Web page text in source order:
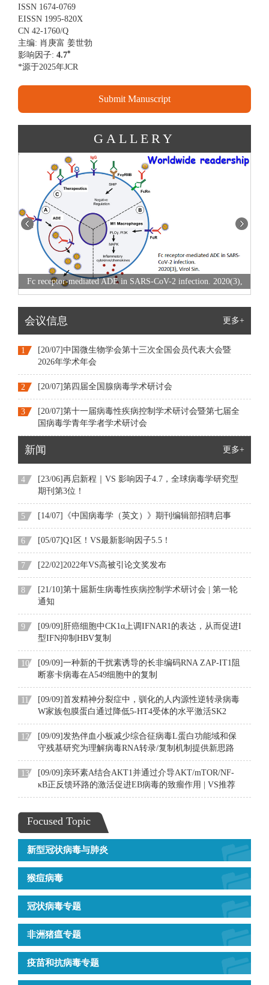
ISSN 1674-0769
EISSN 1995-820X
CN 42-1760/Q
主编: 肖庚富 姜世勃
影响因子: 4.7*
*源于2025年JCR
Submit Manuscript
GALLERY
Fc receptor-mediated ADE in SARS-CoV-2 infection. 2020(3),
Virol Sin.
会议信息 更多+
1
[20/07]中国微生物学会第十三次全国会员代表大会暨
2026年学术年会
2 [20/07]第四届全国腺病毒学术研讨会
3
[20/07]第十一届病毒性疾病控制学术研讨会暨第七届全
国病毒学青年学者学术研讨会
新闻 更多+
4
[23/06]再启新程｜VS 影响因子4.7，全球病毒学研究型
期刊第3位！
5 [14/07]《中国病毒学（英文）》期刊编辑部招聘启事
6 [05/07]Q1区！VS最新影响因子5.5！
7 [22/02]2022年VS高被引论文奖发布
8
[21/10]第十届新生病毒性疾病控制学术研讨会 | 第一轮
通知
9
[09/09]肝癌细胞中CK1α上调IFNAR1的表达，从而促进I
型IFN抑制HBV复制
10
[09/09]一种新的干扰素诱导的长非编码RNA ZAP-IT1阻
断寨卡病毒在A549细胞中的复制
11
[09/09]首发精神分裂症中，驯化的人内源性逆转录病毒
W家族包膜蛋白通过降低5-HT4受体的水平激活SK2
12
[09/09]发热伴血小板减少综合征病毒L蛋白功能域和保
守残基研究为理解病毒RNA转录/复制机制提供新思路
13
[09/09]亲环素A结合AKT1并通过介导AKT/mTOR/NF-
κB正反馈环路的激活促进EB病毒的致瘤作用 | VS推荐
Focused Topic
新型冠状病毒与肺炎
猴痘病毒
冠状病毒专题
非洲猪瘟专题
疫苗和抗病毒专题